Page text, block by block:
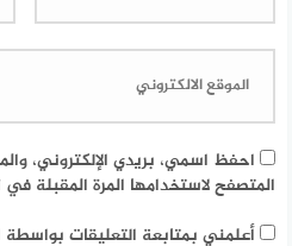
احفظ اسمي، بريدي الإلكتروني،
المتصفح لاستخدامها المرة المقبلة
أعلمني بمتابعة التعليقات بواسطة